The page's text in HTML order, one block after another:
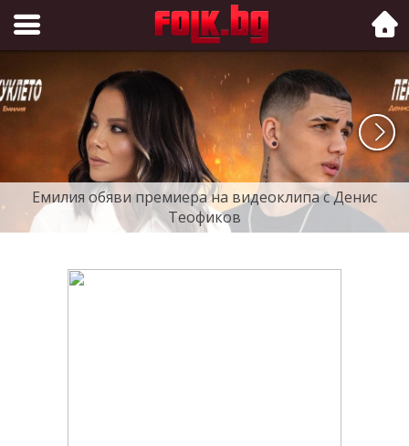
Folk.bg
Емилия обяви премиера на видеоклипа с Денис
Теофиков